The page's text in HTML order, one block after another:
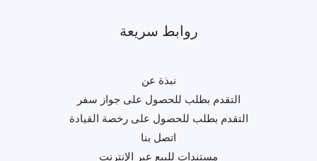
روابط سريعة
نبذة عن
التقدم بطلب للحصول على جواز سفر
التقدم بطلب للحصول على رخصة القيادة
اتصل بنا
مستندات للبيع عبر الإنترنت